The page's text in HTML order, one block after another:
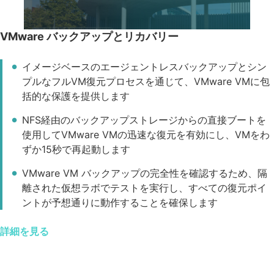
VMware バックアップとリカバリー
イメージベースのエージェントレスバックアップとシン
プルなフルVM復元プロセスを通じて、VMware VMに包
括的な保護を提供します
NFS経由のバックアップストレージからの直接ブートを
使用してVMware VMの迅速な復元を有効にし、VMをわ
ずか15秒で再起動します
VMware VM バックアップの完全性を確認するため、隔
離された仮想ラボでテストを実行し、すべての復元ポイ
ントが予想通りに動作することを確保します
詳細を見る